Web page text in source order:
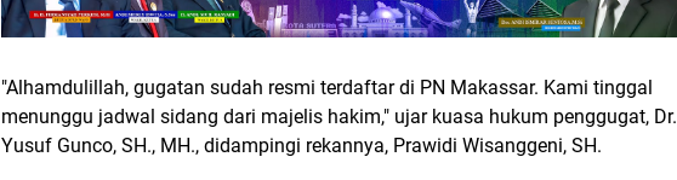
"Alhamdulillah, gugatan sudah resmi terdaftar di PN Makassar. Kami tinggal
menunggu jadwal sidang dari majelis hakim," ujar kuasa hukum penggugat, Dr.
Yusuf Gunco, SH., MH., didampingi rekannya, Prawidi Wisanggeni, SH.